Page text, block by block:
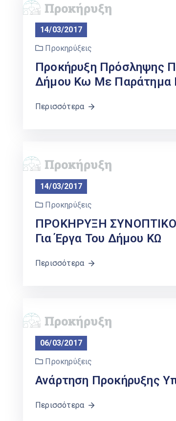
14/03/2017
Προκηρύξεις
Προκήρυξη Πρόσληψης
Δήμου Κω Με Παράτημα
Περισσότερα
14/03/2017
Προκηρύξεις
ΠΡΟΚΗΡΥΞΗ
Για Έργα Του Δήμου ΚΩ
Περισσότερα
06/03/2017
Προκηρύξεις
Ανάρτηση Προκήρυξης
Περισσότερα